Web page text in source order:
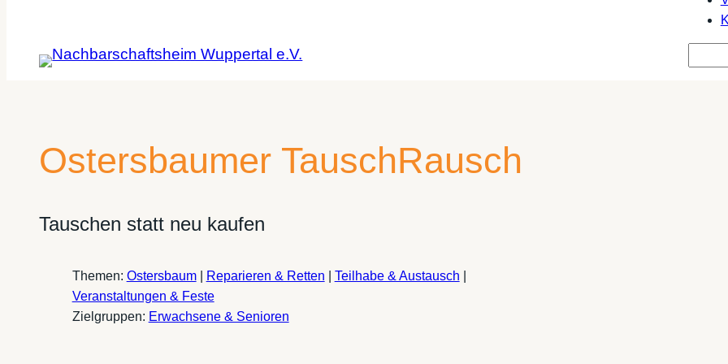
Ostersbaumer TauschRausch
Tauschen statt neu kaufen
Themen: Ostersbaum| Reparieren & Retten Teilhabe & Austausch
Veranstaltungen & Feste
Zielgruppen: Erwachsene & Senioren